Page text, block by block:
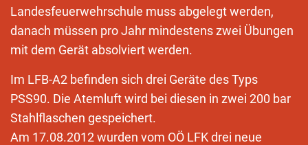
Landesfeuerwehrschule muss abgelegt werden,
danach müssen pro Jahr mindestens zwei Übungen
mit dem Gerät absolviert werden.
Im LFB-A2 befinden sich drei Geräte des Typs
PSS90. Die Atemluft wird bei diesen in zwei 200 bar
Stahlflaschen gespeichert.
Am 17.08.2012 wurden vom OÖ LFK drei neue